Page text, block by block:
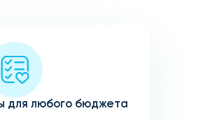
для любого бюджета